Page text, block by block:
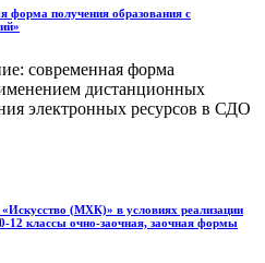
форма получения образования с
современная форма
дистанционных
электронных ресурсов в СДО
(МХК)» в условиях реализации
12 классы очно-заочная, заочная формы